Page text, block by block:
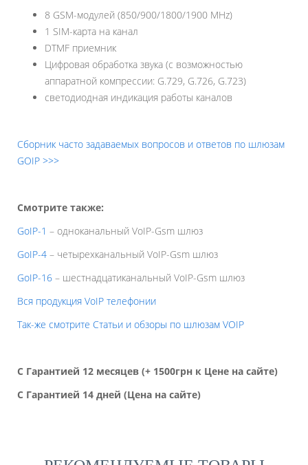
8 GSM-модулей (850/900/1800/1900 MHz)
1 SIM-карта на канал
DTMF приемник
Цифровая обработка звука (с возможностью
аппаратной компрессии: G.729, G.726, G.723)
светодиодная индикация работы каналов
Сборник часто задаваемых вопросов и ответов по шлюзам
GOIP >>>
Смотрите также:
GoIP-1 – одноканальный VoIP-Gsm шлюз
GoIP-4 – четырехканальный VoIP-Gsm шлюз
GoIP-16 – шестнадцатиканальный VoIP-Gsm шлюз
Вся продукция VoIP телефонии
Так-же смотрите Статьи и обзоры по шлюзам VOIP
С Гарантией 12 месяцев (+ 1500грн к Цене на сайте)
С Гарантией 14 дней (Цена на сайте)